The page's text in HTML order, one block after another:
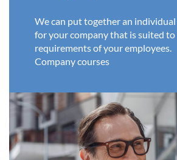
We can put together an
for your company that is suited to
requirements of your employees.
Company courses